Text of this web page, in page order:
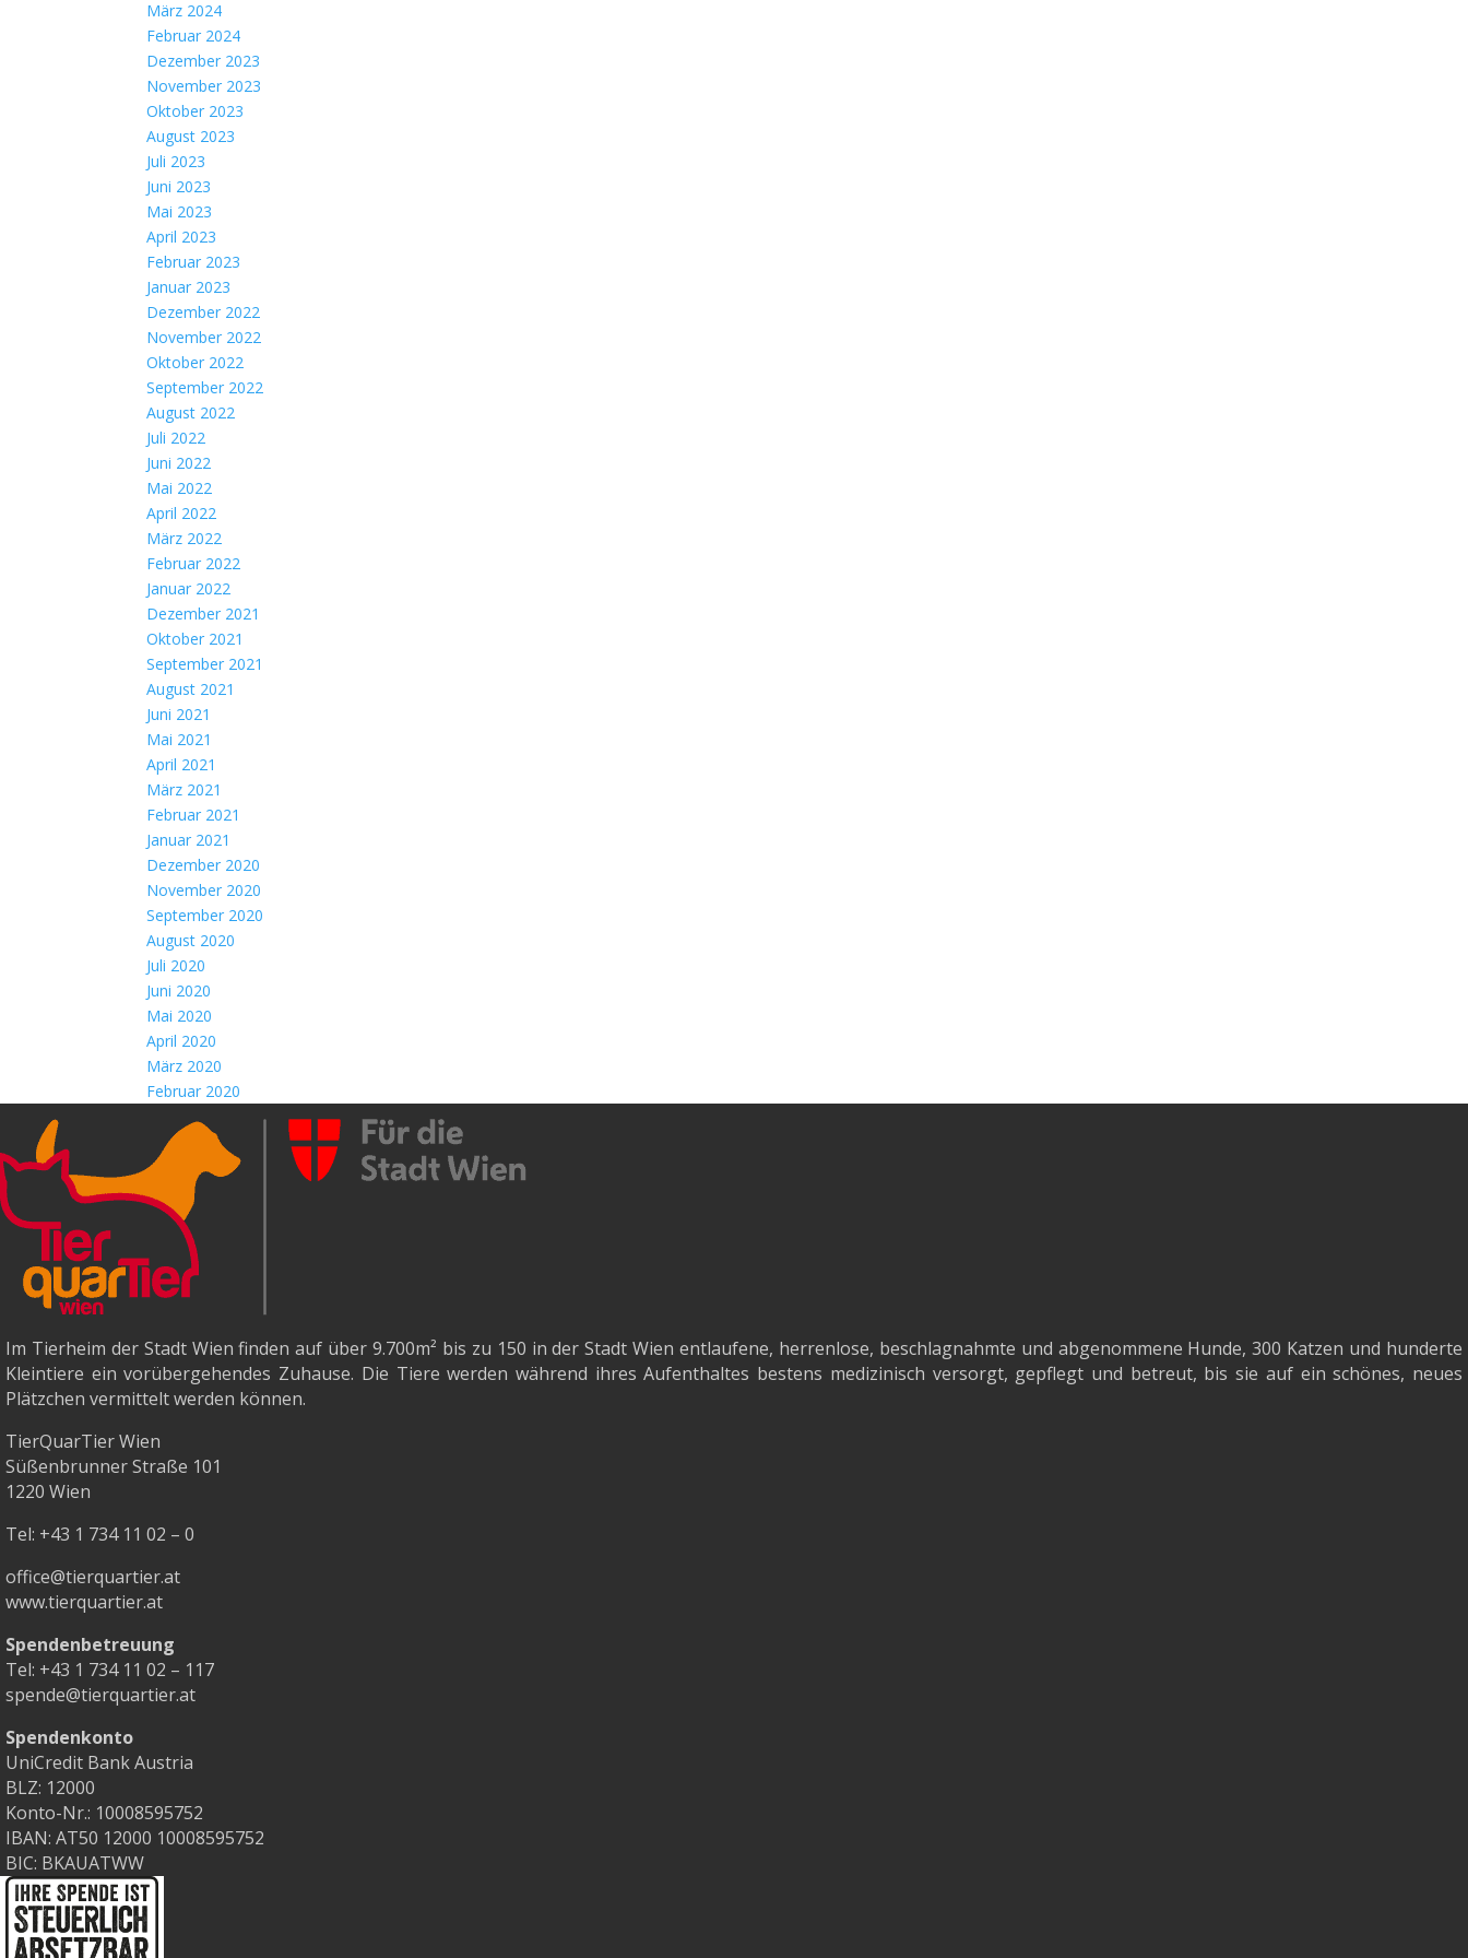
März 2024
Februar 2024
Dezember 2023
November 2023
Oktober 2023
August 2023
Juli 2023
Juni 2023
Mai 2023
April 2023
Februar 2023
Januar 2023
Dezember 2022
November 2022
Oktober 2022
September 2022
August 2022
Juli 2022
Juni 2022
Mai 2022
April 2022
März 2022
Februar 2022
Januar 2022
Dezember 2021
Oktober 2021
September 2021
August 2021
Juni 2021
Mai 2021
April 2021
März 2021
Februar 2021
Januar 2021
Dezember 2020
November 2020
September 2020
August 2020
Juli 2020
Juni 2020
Mai 2020
April 2020
März 2020
Februar 2020
Im Tierheim der Stadt Wien finden auf über 9.700m² bis zu 150 in der Stadt Wien entlaufene, herrenlose, beschlagnahmte und abgenommene Hunde, 300 Katzen und hunderte
Kleintiere ein vorübergehendes Zuhause. Die Tiere werden während ihres Aufenthaltes bestens medizinisch versorgt, gepflegt und betreut, bis sie auf ein schönes, neues
Plätzchen vermittelt werden können.
TierQuarTier Wien
Süßenbrunner Straße 101
1220 Wien
Tel: +43 1 734 11 02 – 0
office@tierquartier.at
www.tierquartier.at
Spendenbetreuung
Tel: +43 1 734 11 02 – 117
spende@tierquartier.at
Spendenkonto
UniCredit Bank Austria
BLZ: 12000
Konto-Nr.: 10008595752
IBAN: AT50 12000 10008595752
BIC: BKAUATWW